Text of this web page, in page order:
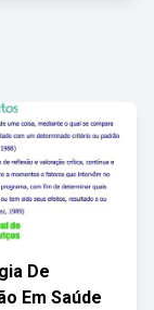
De
Em Saúde